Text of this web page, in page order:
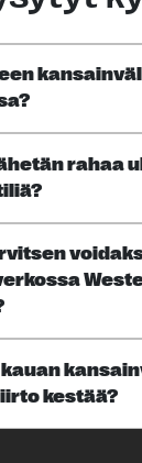
rahaa
kauan
kestää?